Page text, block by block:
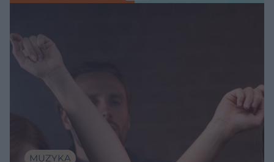
MUZYKA